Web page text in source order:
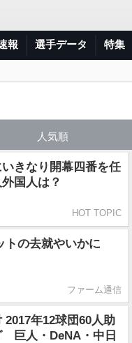
報 選手データ 特集
人気順
きなり開幕四番を任
国人は？
HOT TOPIC
トの去就やいかに
ファーム通信
2017年12球団60人助
巨人・DeNA・中日